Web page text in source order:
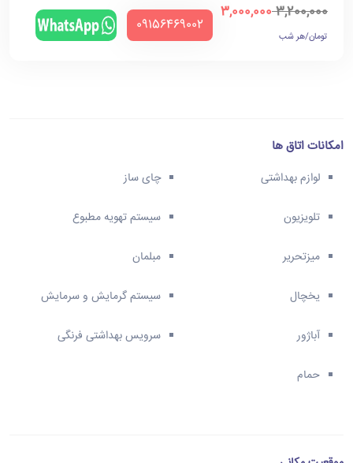
3,200,000
3,000,000
تومان/هر شب
‪09156469002‬
امکانات اتاق ها
لوازم بهداشتی چای ساز
تلویزیون سیستم تهویه مطبوع
میزتحریر مبلمان
یخچال سیستم گرمایش و سرمایش
آباژور سرویس بهداشتی فرنگی
حمام